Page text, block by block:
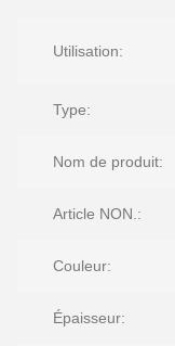
Utilisation:
Type:
Nom de produit:
Article NON.:
Couleur:
Épaisseur: